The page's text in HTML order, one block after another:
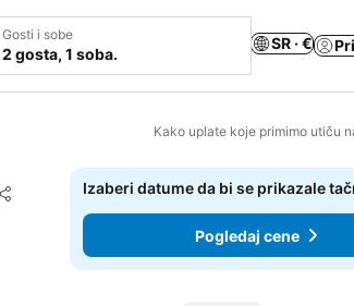
Gosti i sobe
2 gosta, 1 soba.
SR · €
Kako uplate koje primimo utiču
Deli
Dodati u favorite
Izaberi datume da bi se prikazale
Pogledaj cene